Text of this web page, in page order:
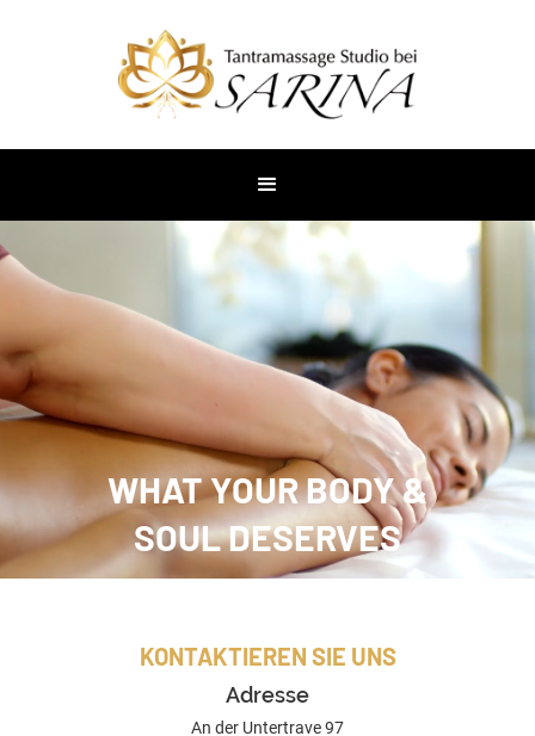
WHAT YOUR BODY &
SOUL DESERVES
KONTAKTIEREN SIE UNS
Adresse
An der Untertrave 97